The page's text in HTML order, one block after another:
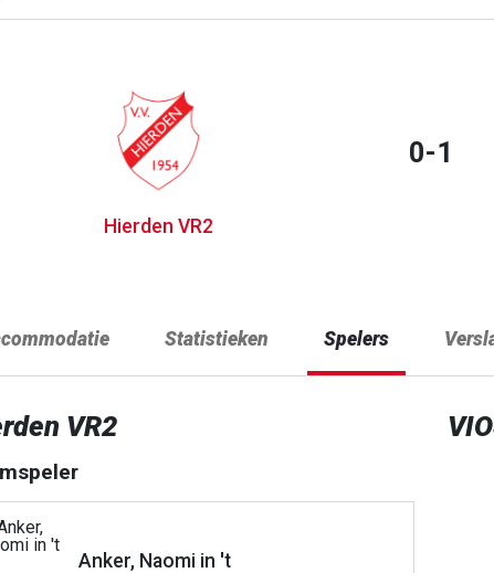
Hierden VR2
0-1
Statistieken Spelers
VR2
Anker, Naomi in 't